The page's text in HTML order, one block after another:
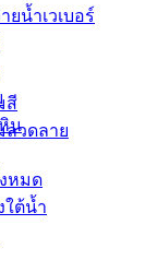
สี
ลวดลาย
ยน้ำเวเบอร์
น
หมด
ใต้น้ำ